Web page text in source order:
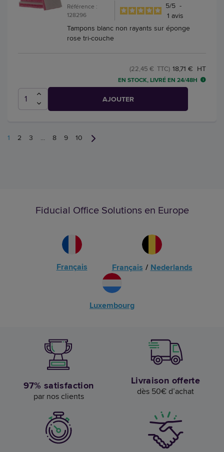
Référence :
128296
5/5 -
1 avis
Tampons blanc non rayants sur éponge
rose tri-couche
18,71 € HT
(22,45 € TTC)
EN STOCK, LIVRÉ EN 24/48H
AJOUTER
1 2 3 ... 8 9 10
Fiducial Office Solutions en Europe
Français Français / Nederlands
Luxembourg
97% satisfaction
par nos clients
Livraison offerte
dès 50€ d’achat